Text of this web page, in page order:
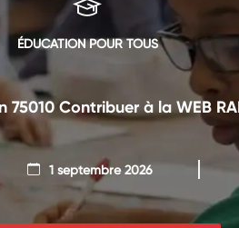
ÉDUCATION POUR TOUS
75010 Contribuer à la WEB
1 septembre 2026